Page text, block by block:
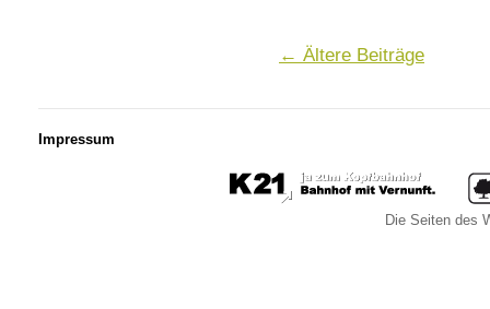
← Ältere Beiträge
Impressum
Die Seiten des